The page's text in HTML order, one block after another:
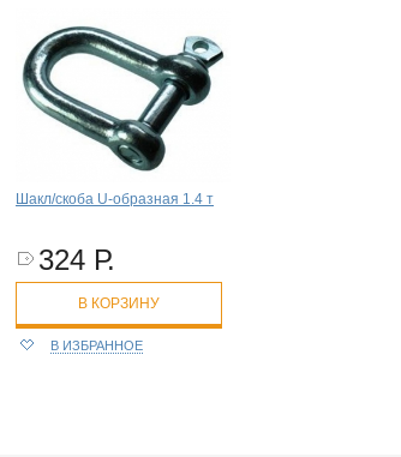
Шакл/скоба U-образная 1.4 т
324 Р.
В КОРЗИНУ
В ИЗБРАННОЕ